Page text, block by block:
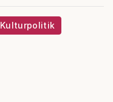
Kulturpolitik